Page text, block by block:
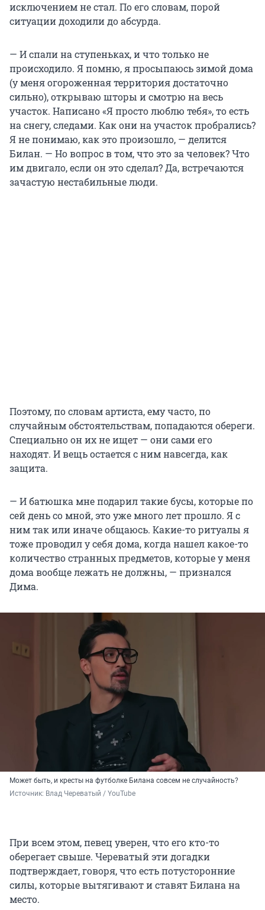
исключением не стал. По его словам, порой
ситуации доходили до абсурда.
— И спали на ступеньках, и что только не
происходило. Я помню, я просыпаюсь зимой дома
(у меня огороженная территория достаточно
сильно), открываю шторы и смотрю на весь
участок. Написано «Я просто люблю тебя», то есть
на снегу, следами. Как они на участок пробрались?
Я не понимаю, как это произошло, — делится
Билан. — Но вопрос в том, что это за человек? Что
им двигало, если он это сделал? Да, встречаются
зачастую нестабильные люди.
Поэтому, по словам артиста, ему часто, по
случайным обстоятельствам, попадаются обереги.
Специально он их не ищет — они сами его
находят. И вещь остается с ним навсегда, как
защита.
— И батюшка мне подарил такие бусы, которые по
сей день со мной, это уже много лет прошло. Я с
ним так или иначе общаюсь. Какие-то ритуалы я
тоже проводил у себя дома, когда нашел какое-то
количество странных предметов, которые у меня
дома вообще лежать не должны, — признался
Дима.
Может быть, и кресты на футболке Билана совсем не случайность?
Источник: Влад Череватый / YouTube
При всем этом, певец уверен, что его кто-то
оберегает свыше. Череватый эти догадки
подтверждает, говоря, что есть потусторонние
силы, которые вытягивают и ставят Билана на
место.